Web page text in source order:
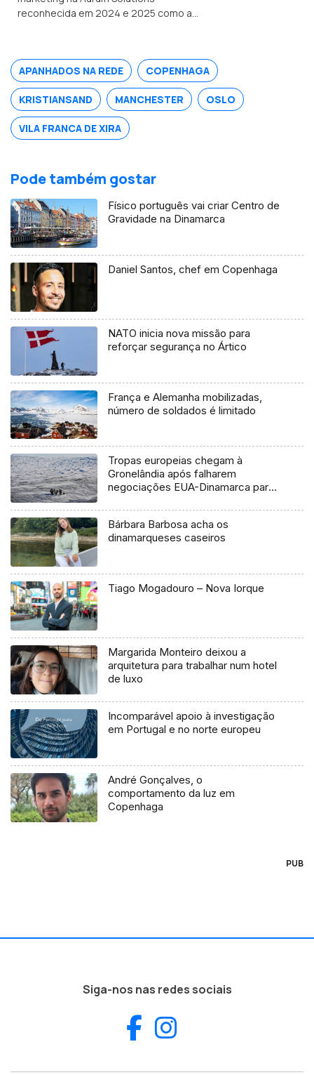
reconhecida em 2024 e 2025 como a
Natural de Valpaços é formado em
engenharia e gestão industrial.
APANHADOS NA REDE COPENHAGA
KRISTIANSAND MANCHESTER OSLO
VILA FRANCA DE XIRA
Pode também gostar
Físico português vai criar Centro de
Gravidade na Dinamarca
Daniel Santos, chef em Copenhaga
NATO inicia nova missão para
reforçar segurança no Ártico
França e Alemanha mobilizadas,
número de soldados é limitado
Tropas europeias chegam à
Gronelândia após falharem
negociações EUA-Dinamarca para
Bárbara Barbosa acha os
dinamarqueses caseiros
Tiago Mogadouro – Nova Iorque
Margarida Monteiro deixou a
arquitetura para trabalhar num hotel
de luxo
Incomparável apoio à investigação
em Portugal e no norte europeu
André Gonçalves, o
comportamento da luz em
Copenhaga
PUB
Siga-nos nas redes sociais
Facebook